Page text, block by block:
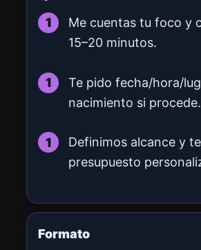
Me cuentas tu foco y
15–20 minutos.
Te pido fecha/hora/
nacimiento si procede.
Definimos alcance y
presupuesto
Formato